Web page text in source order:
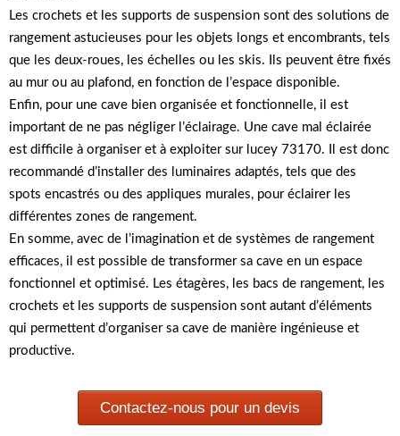
Les crochets et les supports de suspension sont des solutions de
rangement astucieuses pour les objets longs et encombrants, tels
que les deux-roues, les échelles ou les skis. Ils peuvent être fixés
au mur ou au plafond, en fonction de l’espace disponible.
Enfin, pour une cave bien organisée et fonctionnelle, il est
important de ne pas négliger l’éclairage. Une cave mal éclairée
est difficile à organiser et à exploiter sur lucey 73170. Il est donc
recommandé d’installer des luminaires adaptés, tels que des
spots encastrés ou des appliques murales, pour éclairer les
différentes zones de rangement.
En somme, avec de l’imagination et de systèmes de rangement
efficaces, il est possible de transformer sa cave en un espace
fonctionnel et optimisé. Les étagères, les bacs de rangement, les
crochets et les supports de suspension sont autant d’éléments
qui permettent d’organiser sa cave de manière ingénieuse et
productive.
Contactez-nous pour un devis